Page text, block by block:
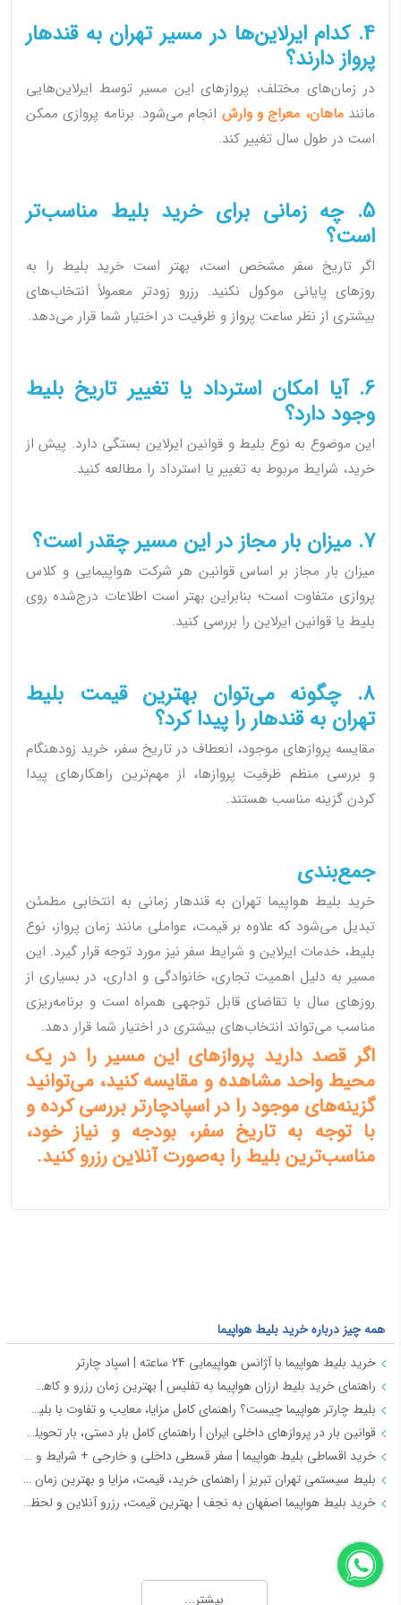
4. کدام ایرلاین‌ها در مسیر تهران به قندهار
پرواز دارند؟
در زمان‌های مختلف، پروازهای این مسیر توسط ایرلاین‌هایی
مانندماهان، معراج و وارش انجام می‌شود. برنامه پروازی ممکن
است در طول سال تغییر کند.
5. چه زمانی برای خرید بلیط مناسب‌تر
است؟
اگر تاریخ سفر مشخص است، بهتر است خرید بلیط را به
روزهای پایانی موکول نکنید. رزرو زودتر معمولاً انتخاب‌های
بیشتری از نظر ساعت پرواز و ظرفیت در اختیار شما قرار می‌دهد.
6. آیا امکان استرداد یا تغییر تاریخ بلیط
وجود دارد؟
این موضوع به نوع بلیط و قوانین ایرلاین بستگی دارد. پیش از
خرید، شرایط مربوط به تغییر یا استرداد را مطالعه کنید.
7. میزان بار مجاز در این مسیر چقدر است؟
میزان بار مجاز بر اساس قوانین هر شرکت هواپیمایی و کلاس
پروازی متفاوت است؛ بنابراین بهتر است اطلاعات درج‌شده روی
بلیط یا قوانین ایرلاین را بررسی کنید.
8. چگونه می‌توان بهترین قیمت بلیط
تهران به قندهار را پیدا کرد؟
مقایسه پروازهای موجود، انعطاف در تاریخ سفر، خرید زودهنگام
و بررسی منظم ظرفیت پروازها، از مهم‌ترین راهکارهای پیدا
کردن گزینه مناسب هستند.
جمع‌بندی
خرید بلیط هواپیما تهران به قندهار زمانی به انتخابی مطمئن
تبدیل می‌شود که علاوه بر قیمت، عواملی مانند زمان پرواز، نوع
بلیط، خدمات ایرلاین و شرایط سفر نیز مورد توجه قرار گیرد. این
مسیر به دلیل اهمیت تجاری، خانوادگی و اداری، در بسیاری از
روزهای سال با تقاضای قابل توجهی همراه است و برنامه‌ریزی
مناسب می‌تواند انتخاب‌های بیشتری در اختیار شما قرار دهد.
اگر قصد دارید پروازهای این مسیر را در یک
محیط واحد مشاهده و مقایسه کنید، می‌توانید
گزینه‌های موجود را دراسپادچارتربررسی کرده و
با توجه به تاریخ سفر، بودجه و نیاز خود،
مناسب‌ترین بلیط را به‌صورت آنلاین رزرو کنید.
همه چیز درباره خرید بلیط هواپیما
خرید بلیط هواپیما با آژانس هواپیمایی 24 ساعته | اسپاد چارتر
راهنمای خرید بلیط ارزان هواپیما به تفلیس | بهترین زمان رزرو و کاهش هزینه سفر
بلیط چارتر هواپیما چیست؟ راهنمای کامل مزایا، معایب و تفاوت با بلیط سیستمی
قوانین بار در پروازهای داخلی ایران | راهنمای کامل بار دستی، بار تحویلی و مقررات حمل بار
خرید اقساطی بلیط هواپیما | سفر قسطی داخلی و خارجی + شرایط و مدارک | اسپادچارتر
بلیط سیستمی تهران تبریز | راهنمای خرید، قیمت، مزایا و بهترین زمان رزرو
خرید بلیط هواپیما اصفهان به نجف | بهترین قیمت، رزرو آنلاین و لحظه آخری
همه چیز درباره خرید بلیط هواپیما 2
بیشتر...